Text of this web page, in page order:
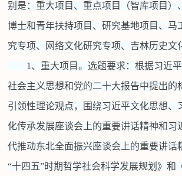
别是：重大项目、重点项目（智库项目）
博士和青年扶持项目、研究基地项目、马
究专项、网络文化研究专项、吉林历史文
1、重大项目。选题要求：根据习近平
社会主义思想和党的二十大报告中提出的
引领性理论观点，围绕习近平文化思想、
化传承发展座谈会上的重要讲话精神和习
代推动东北全面振兴座谈会上的重要讲话
“十四五”时期哲学社会科学发展规划》和